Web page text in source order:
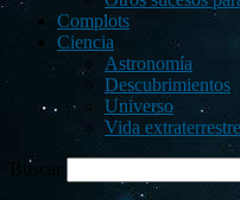
Complots
Ciencia
Astronomía
Descubrimientos
Universo
Vida extraterrestre
Buscar